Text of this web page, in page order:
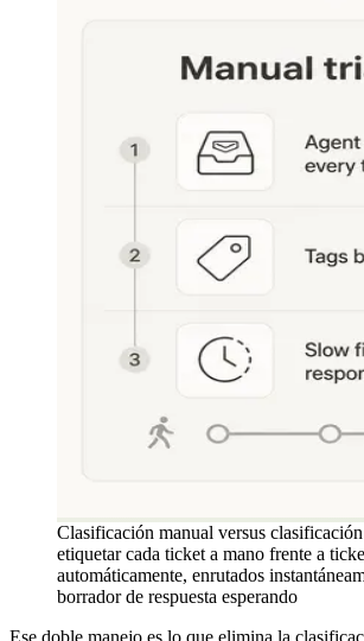
Clasificación manual versus
etiquetar cada ticket a mano frente a
automáticamente, enrutados
borrador de respuesta esperando
Ese doble manejo es lo que elimina la